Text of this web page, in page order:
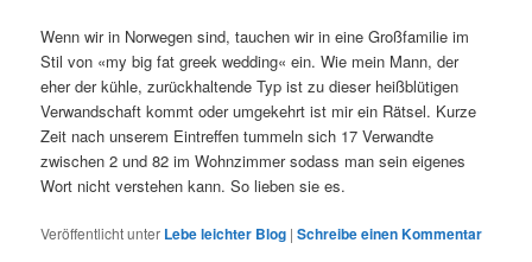
Wenn wir in Norwegen sind, tauchen wir in eine Großfamilie im
Stil von «my big fat greek wedding« ein. Wie mein Mann, der
eher der kühle, zurückhaltende Typ ist zu dieser heißblütigen
Verwandschaft kommt oder umgekehrt ist mir ein Rätsel. Kurze
Zeit nach unserem Eintreffen tummeln sich 17 Verwandte
zwischen 2 und 82 im Wohnzimmer sodass man sein eigenes
Wort nicht verstehen kann. So lieben sie es.
Veröffentlicht unter Lebe leichter Blog |Schreibe einen Kommentar